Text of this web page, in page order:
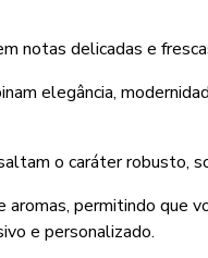
notas delicadas e
elegância,
o caráter robusto,
aromas, permitindo que
e personalizado.